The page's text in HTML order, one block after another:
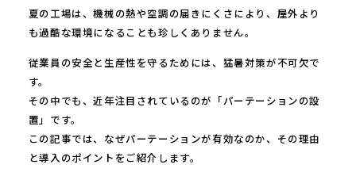
夏の工場は、機械の熱や空調の届きにくさにより、屋外より
も過酷な環境になることも珍しくありません。
従業員の安全と生産性を守るためには、猛暑対策が不可欠で
す。
その中でも、近年注目されているのが「パーテーションの設
置」です。
この記事では、なぜパーテーションが有効なのか、その理由
と導入のポイントをご紹介します。